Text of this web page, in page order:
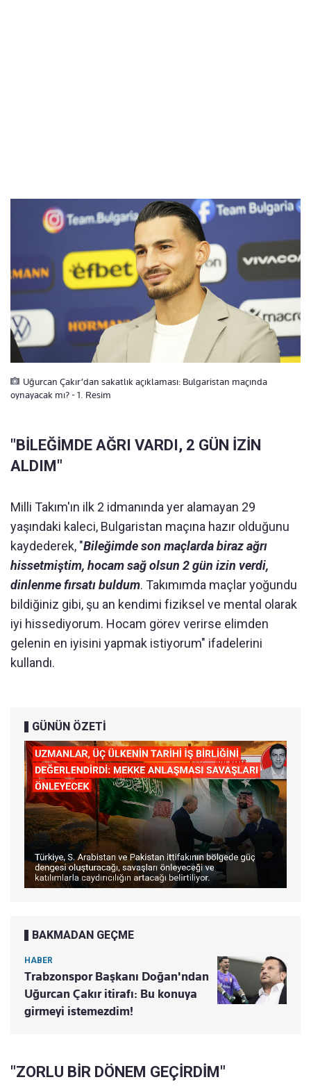
Uğurcan Çakır’dan sakatlık açıklaması: Bulgaristan maçında
oynayacak mı? - 1. Resim
"BİLEĞİMDE AĞRI VARDI, 2 GÜN İZİN
ALDIM"
Milli Takım'ın ilk 2 idmanında yer alamayan 29
yaşındaki kaleci, Bulgaristan maçına hazır olduğunu
kaydederek, "Bileğimde son maçlarda biraz ağrı
hissetmiştim, hocam sağ olsun 2 gün izin verdi,
dinlenme fırsatı buldum. Takımımda maçlar yoğundu
bildiğiniz gibi, şu an kendimi fiziksel ve mental olarak
iyi hissediyorum. Hocam görev verirse elimden
gelenin en iyisini yapmak istiyorum" ifadelerini
kullandı.
GÜNÜN ÖZETİ
BAKMADAN GEÇME
HABER
Trabzonspor Başkanı Doğan'ndan
Uğurcan Çakır itirafı: Bu konuya
girmeyi istemezdim!
"ZORLU BİR DÖNEM GEÇİRDİM"